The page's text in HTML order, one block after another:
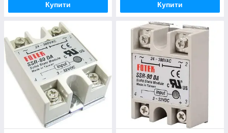
Купити Купити